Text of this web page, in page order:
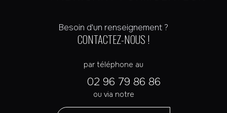
Besoin d'un renseignement ?
CONTACTEZ-NOUS !
par téléphone au
02 96 79 86 86
ou via notre